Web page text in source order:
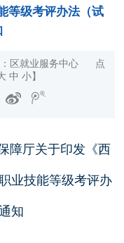
等级考评办法（试
：区就业服务中心 点
中 小 】
障厅关于印发《西
业技能等级考评办
知